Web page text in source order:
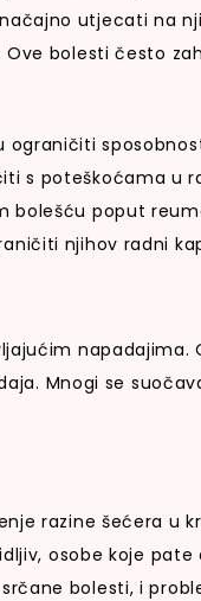
utjecati na
bolesti često
s poteškoćama u
bolešću poput
njihov radni
Mnogi se
razine šećera u
osobe koje
bolesti, i